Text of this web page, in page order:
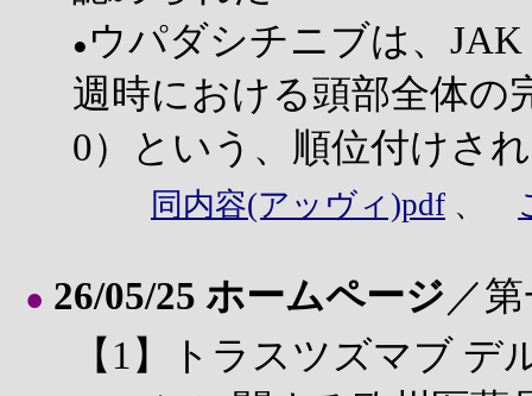
● ウパダシチニブは、
週時における頭部全体の
0）という、順位付けさ
同内容(アッヴィ)pdf 、
● 26/05/25 ホームページ ／
【1】トラスツズマブ デ